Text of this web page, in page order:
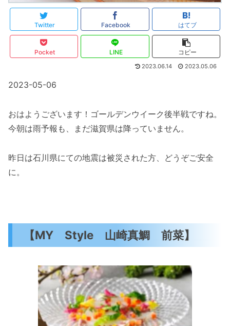
Twitter Facebook はてブ
Pocket LINE コピー
2023.06.14 2023.05.06
2023-05-06
おはようございます！ゴールデンウイーク後半戦ですね。
今朝は雨予報も、まだ滋賀県は降っていません。
昨日は石川県にての地震は被災された方、どうぞご安全
に。
【MY Style 山崎真鯛 前菜】